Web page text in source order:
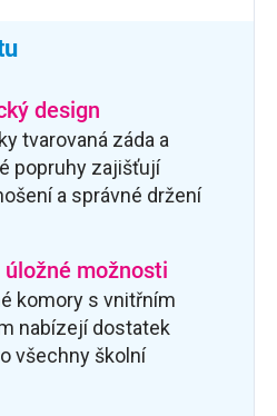
design
tvarovaná záda a
popruhy zajišťují
a správné držení
možnosti
komory s vnitřním
nabízejí dostatek
všechny školní